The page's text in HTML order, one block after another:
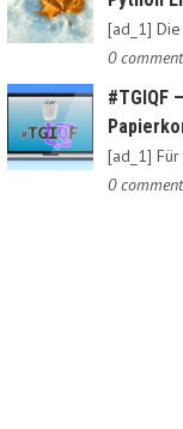
0
#TGIQF
0